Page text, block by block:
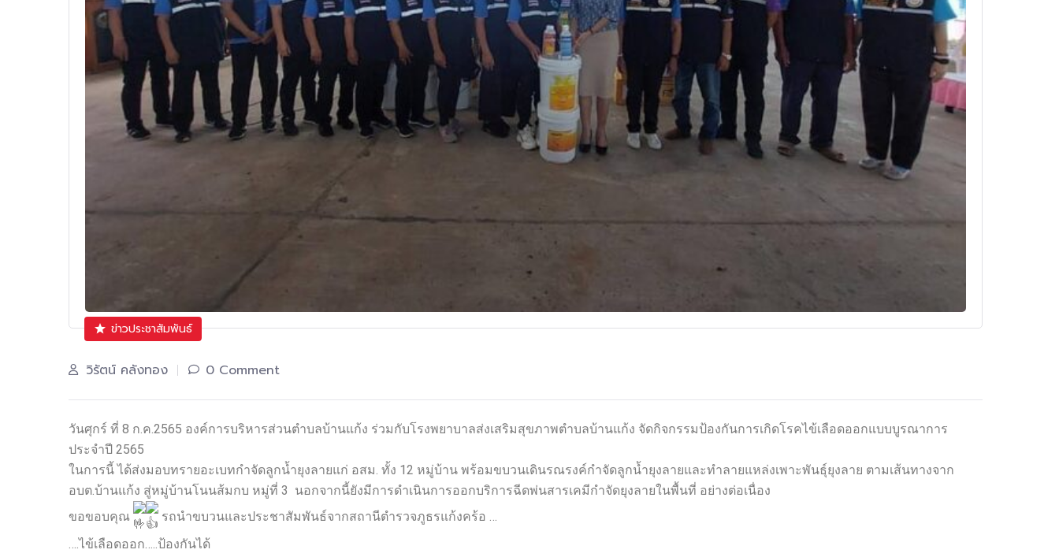
ข่าวประชาสัมพันธ์
วิรัตน์ คลังทอง 0 Comment
วันศุกร์ ที่ 8 ก.ค.2565 องค์การบริหารส่วนตำบลบ้านแก้ง ร่วมกับโรงพยาบาลส่งเสริมสุขภาพตำบลบ้านแก้ง จัดกิจกรรมป้องกันการเกิดโรคไข้เลือดออกแบบบูรณาการ
ประจำปี 2565
ในการนี้ ได้ส่งมอบทรายอะเบทกำจัดลูกน้ำยุงลายแก่ อสม. ทั้ง 12 หมู่บ้าน พร้อมขบวนเดินรณรงค์กำจัดลูกน้ำยุงลายและทำลายแหล่งเพาะพันธุ์ยุงลาย ตามเส้นทางจาก
อบต.บ้านแก้ง สู่หมู่บ้านโนนส้มกบ หมู่ที่ 3 นอกจากนี้ยังมีการดำเนินการออกบริการฉีดพ่นสารเคมีกำจัดยุงลายในพื้นที่ อย่างต่อเนื่อง
ขอขอบคุณ
รถนำขบวนและประชาสัมพันธ์จากสถานีตำรวจภูธรแก้งคร้อ …
….ไข้เลือดออก…..ป้องกันได้